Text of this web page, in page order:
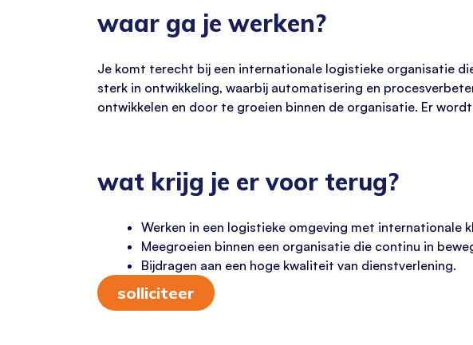
waar ga je werken?
Je komt terecht bij een internationale logistieke organisatie
sterk in ontwikkeling, waarbij automatisering en
ontwikkelen en door te groeien binnen de organisatie. Er
wat krijg je er voor terug?
Werken in een logistieke omgeving met internationale
Meegroeien binnen een organisatie die continu in
Bijdragen aan een hoge kwaliteit van dienstverlening.
solliciteer